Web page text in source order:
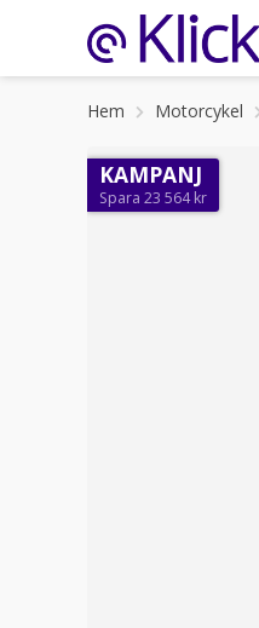
Hem Motorcykel
KAMPANJ
Spara 23 564 kr